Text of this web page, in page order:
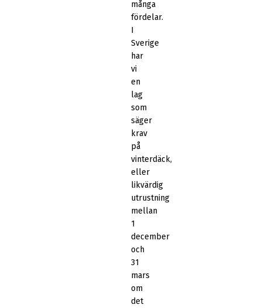
många
fördelar.
I
Sverige
har
vi
en
lag
som
säger
krav
på
vinterdäck,
eller
likvärdig
utrustning
mellan
1
december
och
31
mars
om
det